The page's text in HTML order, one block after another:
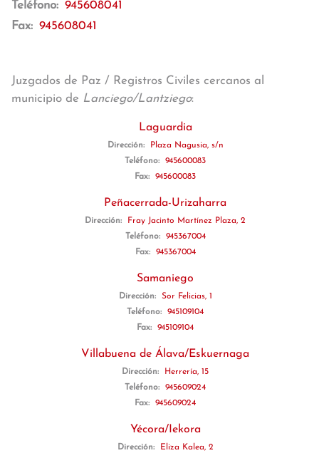
Teléfono: 945608041
Fax: 945608041
Juzgados de Paz / Registros Civiles cercanos al
municipio de Lanciego/Lantziego:
Laguardia
Dirección:
Plaza Nagusia, s/n
Teléfono:
945600083
Fax:
945600083
Peñacerrada-Urizaharra
Dirección:
Fray Jacinto Martínez Plaza, 2
Teléfono:
945367004
Fax:
945367004
Samaniego
Dirección:
Sor Felicias, 1
Teléfono:
945109104
Fax:
945109104
Villabuena de Álava/Eskuernaga
Dirección:
Herrería, 15
Teléfono:
945609024
Fax:
945609024
Yécora/Iekora
Dirección:
Eliza Kalea, 2